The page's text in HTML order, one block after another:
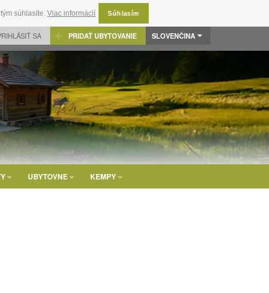
súhlasíte.Viac informácií Súhlasím
SA PRIDAŤ UBYTOVANIE SLOVENČINA
UBYTOVNE KEMPY